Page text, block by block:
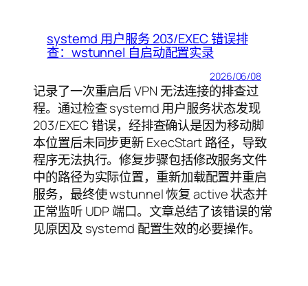
systemd 用户服务 203/EXEC 错误排
查：wstunnel 自启动配置实录
2026/06/08
记录了一次重启后 VPN 无法连接的排查过
程。通过检查 systemd 用户服务状态发现
203/EXEC 错误，经排查确认是因为移动脚
本位置后未同步更新 ExecStart 路径，导致
程序无法执行。修复步骤包括修改服务文件
中的路径为实际位置，重新加载配置并重启
服务，最终使 wstunnel 恢复 active 状态并
正常监听 UDP 端口。文章总结了该错误的常
见原因及 systemd 配置生效的必要操作。